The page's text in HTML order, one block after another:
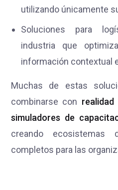
utilizando únicamente
Soluciones para
industria que
información contextual
Muchas de estas
combinarse con
simuladores de
creando ecosistemas
completos para las